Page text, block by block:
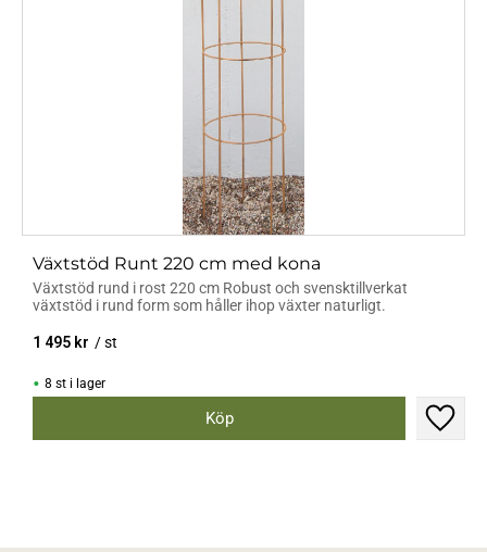
Växtstöd Runt 220 cm med kona
Växtstöd rund i rost 220 cm Robust och svensktillverkat
växtstöd i rund form som håller ihop växter naturligt.
1 495 kr /st
Lägg
8 st i lager